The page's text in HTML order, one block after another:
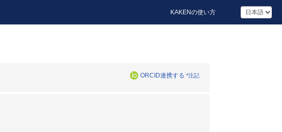
KAKENの使い方
ORCID連携する *注記